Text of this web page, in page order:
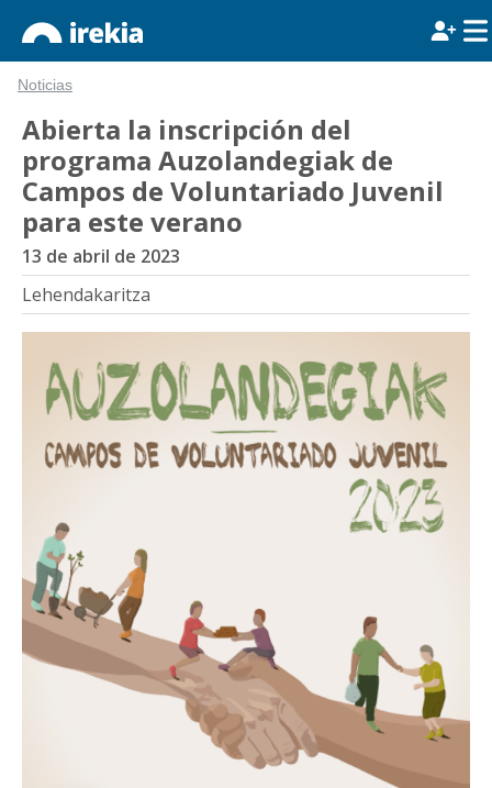
Noticias
Abierta la inscripción del
programa Auzolandegiak de
Campos de Voluntariado Juvenil
para este verano
13 de abril de 2023
Lehendakaritza